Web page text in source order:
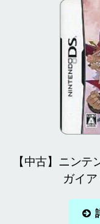
【中古】ニン
ガイ